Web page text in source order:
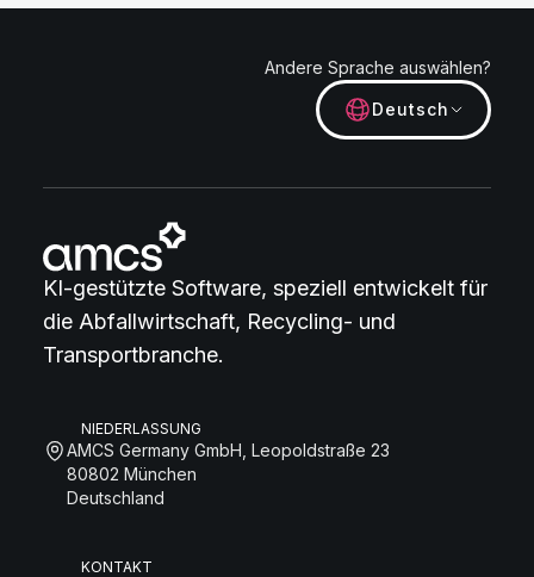
Andere Sprache auswählen?
Deutsch
KI-gestützte Software, speziell entwickelt für
die Abfallwirtschaft, Recycling- und
Transportbranche.
NIEDERLASSUNG
AMCS Germany GmbH, Leopoldstraße 23
80802 München
Deutschland
KONTAKT